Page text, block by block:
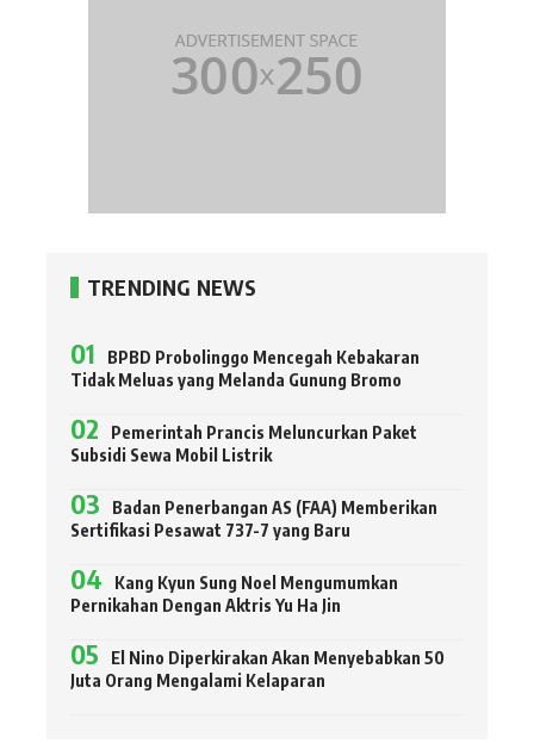
TRENDING NEWS
BPBD Probolinggo Mencegah Kebakaran
Tidak Meluas yang Melanda Gunung Bromo
Pemerintah Prancis Meluncurkan Paket
Subsidi Sewa Mobil Listrik
Badan Penerbangan AS (FAA) Memberikan
Sertifikasi Pesawat 737-7 yang Baru
Kang Kyun Sung Noel Mengumumkan
Pernikahan Dengan Aktris Yu Ha Jin
El Nino Diperkirakan Akan Menyebabkan 50
Juta Orang Mengalami Kelaparan